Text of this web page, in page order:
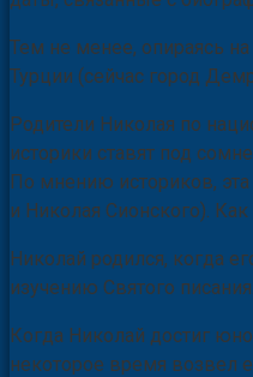
Тем не менее, опираясь на
Турции (сейчас город
Родители Николая по
историки ставят под
По мнению историков,
и Николая Сионского).
Николай родился, когда
изучению Святого писания.
Когда Николай достиг
некоторое время возвел